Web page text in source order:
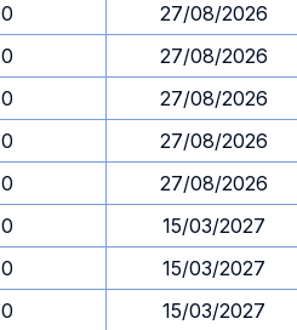
0
27/08/2026
0
27/08/2026
0
27/08/2026
0
27/08/2026
0
27/08/2026
0
15/03/2027
0
15/03/2027
0
15/03/2027